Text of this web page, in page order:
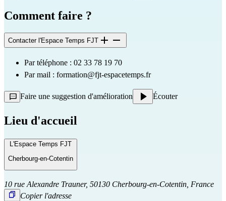
Comment faire ?
Contacter l'Espace Temps FJT
Par téléphone : 02 33 78 19 70
Par mail : formation@fjt-espacetemps.fr
Faire une suggestion d'amélioration Écouter
Lieu d'accueil
L'Espace Temps FJT
Cherbourg-en-Cotentin
10 rue Alexandre Trauner, 50130 Cherbourg-en-Cotentin, France
Copier l'adresse